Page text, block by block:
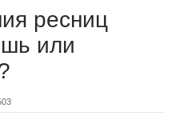
ресниц
или